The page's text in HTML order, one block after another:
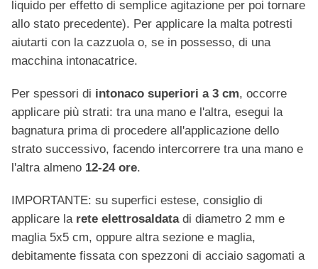
liquido per effetto di semplice agitazione per poi tornare
allo stato precedente). Per applicare la malta potresti
aiutarti con la cazzuola o, se in possesso, di una
macchina intonacatrice.
Per spessori di intonaco superiori a 3 cm, occorre
applicare più strati: tra una mano e l'altra, esegui la
bagnatura prima di procedere all'applicazione dello
strato successivo, facendo intercorrere tra una mano e
l'altra almeno 12-24 ore.
IMPORTANTE: su superfici estese, consiglio di
applicare la rete elettrosaldatadi diametro 2 mm e
maglia 5x5 cm, oppure altra sezione e maglia,
debitamente fissata con spezzoni di acciaio sagomati a